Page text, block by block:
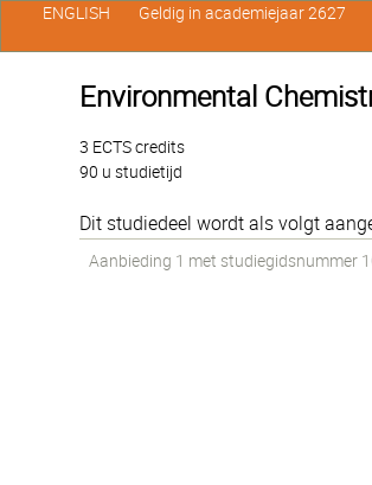
Environmental
3 ECTS credits
90 u studietijd
Dit studiedeel wordt als volgt
Aanbieding 1 met studiegidsnummer
ENGLISH Geldig in academiejaar 2627